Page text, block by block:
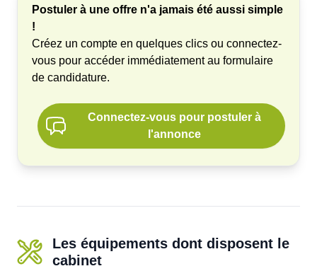
Postuler à une offre n'a jamais été aussi simple
!
Créez un compte en quelques clics ou connectez-
vous pour accéder immédiatement au formulaire
de candidature.
Connectez-vous pour postuler à
l'annonce
Les équipements dont disposent le
cabinet